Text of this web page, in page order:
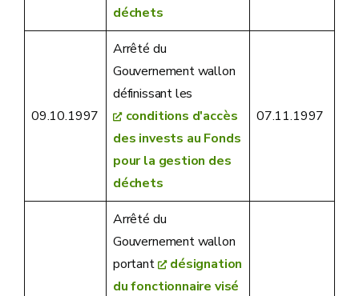
déchets
09.10.1997
Arrêté du
Gouvernement wallon
définissant les
conditions d'accès
des invests au Fonds
pour la gestion des
déchets
07.11.1997
Arrêté du
Gouvernement wallon
portant
désignation
du fonctionnaire visé